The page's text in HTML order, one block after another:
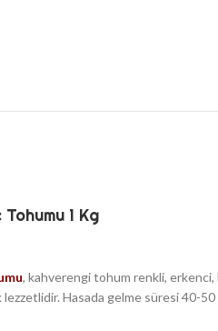
1 Kg
, kahverengi tohum renkli,
lezzetlidir. Hasada gelme süresi 40-